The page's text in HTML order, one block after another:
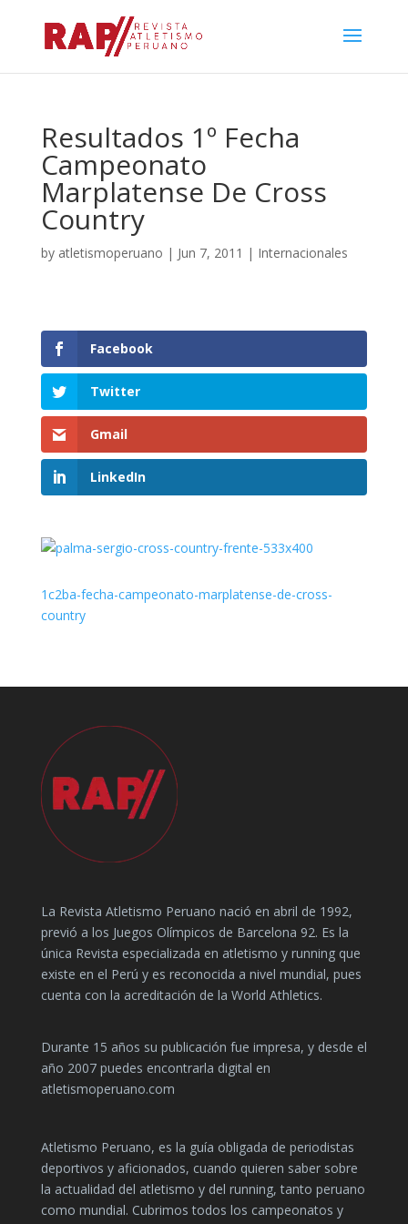
Resultados 1º Fecha
Campeonato
Marplatense De Cross
Country
by atletismoperuano | Jun 7, 2011 | Internacionales
Facebook
Twitter
Gmail
LinkedIn
1c2ba-fecha-campeonato-marplatense-de-cross-
country
La Revista Atletismo Peruano nació en abril de 1992,
previó a los Juegos Olímpicos de Barcelona 92. Es la
única Revista especializada en atletismo y running que
existe en el Perú y es reconocida a nivel mundial, pues
cuenta con la acreditación de la World Athletics.
Durante 15 años su publicación fue impresa, y desde el
año 2007 puedes encontrarla digital en
atletismoperuano.com
Atletismo Peruano, es la guía obligada de periodistas
deportivos y aficionados, cuando quieren saber sobre
la actualidad del atletismo y del running, tanto peruano
como mundial. Cubrimos todos los campeonatos y